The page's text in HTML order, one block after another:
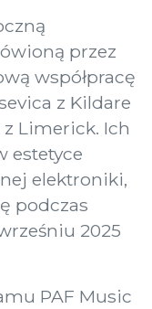
przez
współpracę
z Kildare
z Limerick. Ich
estetyce
elektroniki,
podczas
2025
PAF Music